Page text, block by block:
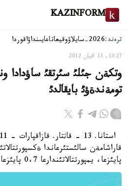
KAZINFORM
ترەند:2026-سايلاۋ وقيعاتاعايىنداۋاقوردا
13:27, 13 اقپان 2012
وتكةن جئلئ سئرتقئ ساؤدادا
تومةندةؤئ بايقالدئ
پايئزعا، يمپورتتالاتئندارعا 0،7 پايئزعا تومةندةدئ.